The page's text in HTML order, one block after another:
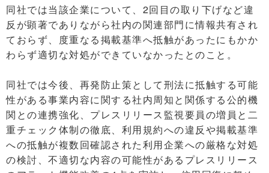
同社では当該企業について、2回目の取り下げなど違
反が顕著でありながら社内の関連部門に情報共有され
ておらず、度重なる掲載基準へ抵触があったにもかか
わらず適切な対処ができていなかったとのこと。
同社では今後、再発防止策として刑法に抵触する可能
性がある事業内容に関する社内周知と関係する公的機
関との連携強化、プレスリリース監視要員の増員と二
重チェック体制の徹底、利用規約への違反や掲載基準
への抵触が複数回確認された利用企業への厳格な対処
の検討、不適切な内容の可能性があるプレスリリース